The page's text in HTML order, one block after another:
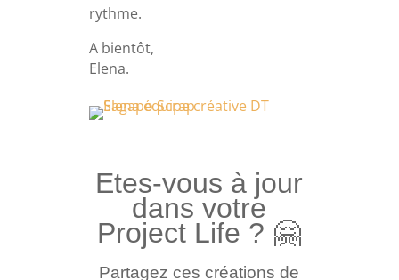
rythme.
A bientôt,
Elena.
Etes-vous à jour
dans votre
Project Life ? 🤗
Partagez ces créations de